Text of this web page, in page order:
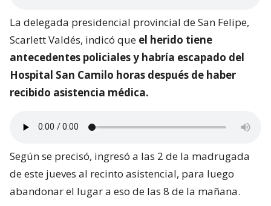
La delegada presidencial provincial de San Felipe,
Scarlett Valdés, indicó que el herido tiene
antecedentes policiales y habría escapado del
Hospital San Camilo horas después de haber
recibido asistencia médica.
Según se precisó, ingresó a las 2 de la madrugada
de este jueves al recinto asistencial, para luego
abandonar el lugar a eso de las 8 de la mañana.